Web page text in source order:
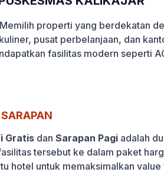
properti yang berdekatan
pusat perbelanjaan, dan
fasilitas modern seperti
Gratis dan Sarapan Pagi adalah
tersebut ke dalam paket
hotel untuk memaksimalkan